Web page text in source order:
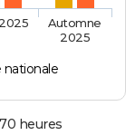
Automne
2025
heures